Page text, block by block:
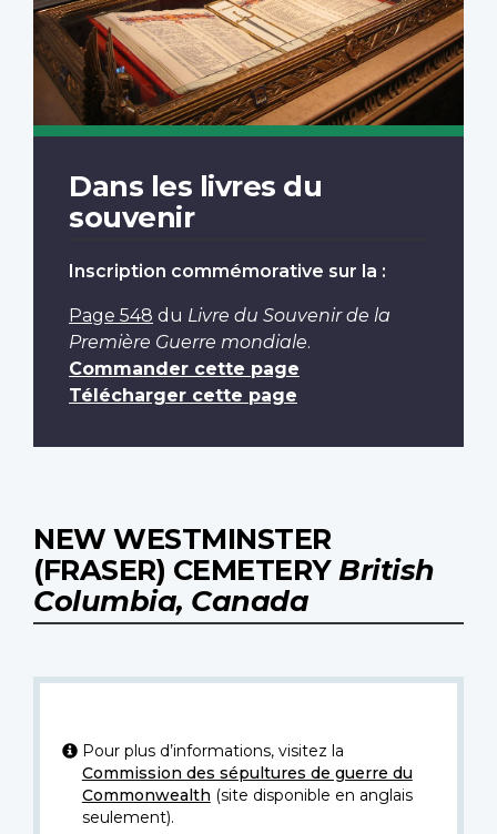
Dans les livres du
souvenir
Inscription commémorative sur la :
Page 548 du Livre du Souvenir de la
Première Guerre mondiale.
Commander cette page
Télécharger cette page
NEW WESTMINSTER
(FRASER) CEMETERYBritish
Columbia, Canada
Pour plus d’informations, visitez la
Commission des sépultures de guerre du
Commonwealth (site disponible en anglais
seulement).